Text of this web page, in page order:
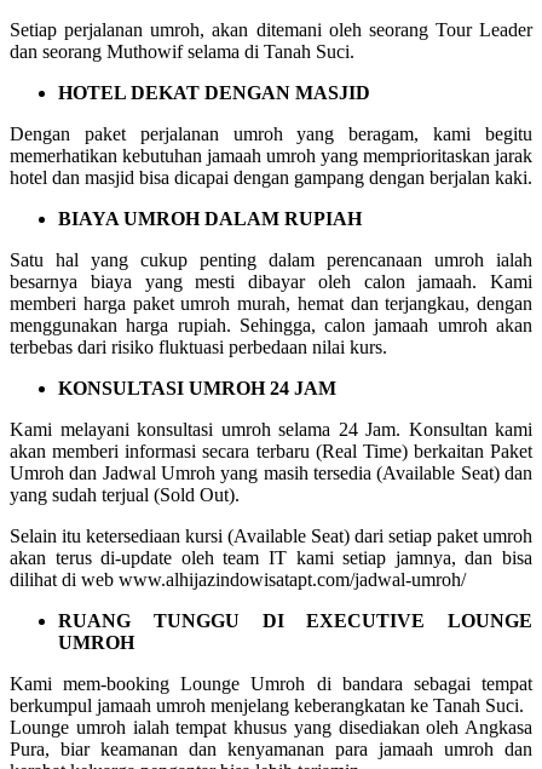
Setiap perjalanan umroh, akan ditemani oleh seorang Tour Leader
dan seorang Muthowif selama di Tanah Suci.
HOTEL DEKAT DENGAN MASJID
Dengan paket perjalanan umroh yang beragam, kami begitu
memerhatikan kebutuhan jamaah umroh yang memprioritaskan jarak
hotel dan masjid bisa dicapai dengan gampang dengan berjalan kaki.
BIAYA UMROH DALAM RUPIAH
Satu hal yang cukup penting dalam perencanaan umroh ialah
besarnya biaya yang mesti dibayar oleh calon jamaah. Kami
memberi harga paket umroh murah, hemat dan terjangkau, dengan
menggunakan harga rupiah. Sehingga, calon jamaah umroh akan
terbebas dari risiko fluktuasi perbedaan nilai kurs.
KONSULTASI UMROH 24 JAM
Kami melayani konsultasi umroh selama 24 Jam. Konsultan kami
akan memberi informasi secara terbaru (Real Time) berkaitan Paket
Umroh dan Jadwal Umroh yang masih tersedia (Available Seat) dan
yang sudah terjual (Sold Out).
Selain itu ketersediaan kursi (Available Seat) dari setiap paket umroh
akan terus di-update oleh team IT kami setiap jamnya, dan bisa
dilihat di web www.alhijazindowisatapt.com/jadwal-umroh/
RUANG TUNGGU DI EXECUTIVE LOUNGE
UMROH
Kami mem-booking Lounge Umroh di bandara sebagai tempat
berkumpul jamaah umroh menjelang keberangkatan ke Tanah Suci.
Lounge umroh ialah tempat khusus yang disediakan oleh Angkasa
Pura, biar keamanan dan kenyamanan para jamaah umroh dan